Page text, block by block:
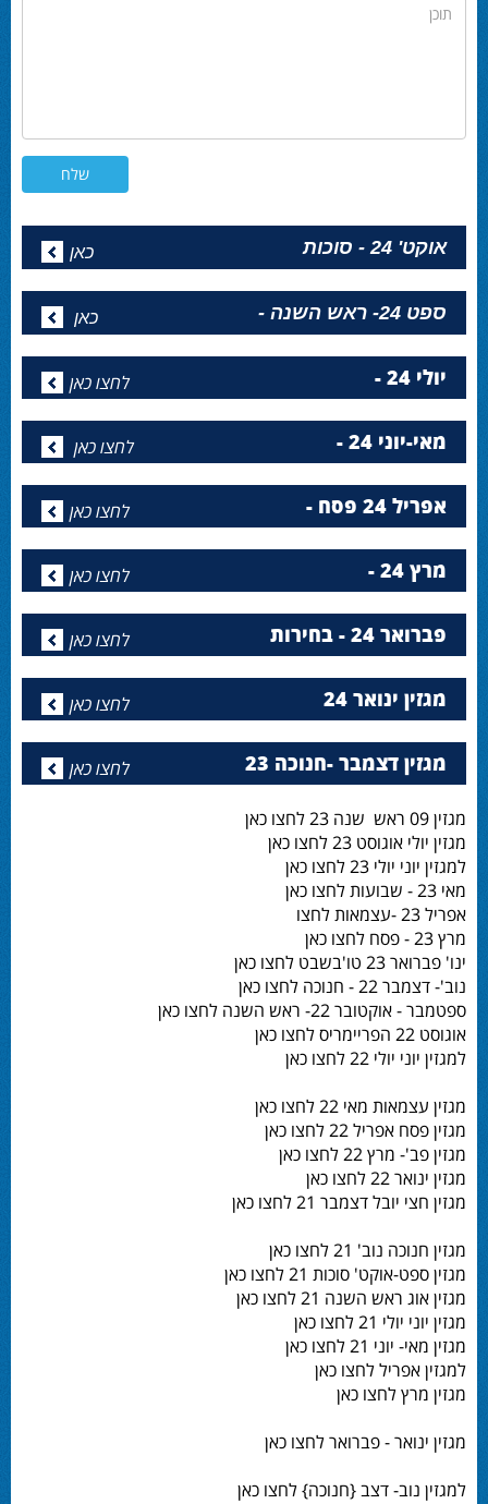
תוכן
אוקט' 24 - סוכות כאן
ספט 24- ראש השנה - כאן
יולי 24 - לחצו כאן
מאי-יוני 24 - לחצו כאן
אפריל 24 פסח - לחצו כאן
מרץ 24 - לחצו כאן
פברואר 24 - בחירות לחצו כאן
מגזין ינואר 24 לחצו כאן
מגזין דצמבר -חנוכה 23 לחצו כאן
מגזין 09 ראש שנה 23 לחצו כאן
מגזין יולי אוגוסט 23 לחצו כאן
למגזין יוני יולי 23 לחצו כאן
מאי 23 - שבועות לחצו כאן
אפריל 23 -עצמאות לחצו
מרץ 23 - פסח לחצו כאן
ינו' פברואר 23 טו'בשבט לחצו כאן
נוב'- דצמבר 22 - חנוכה לחצו כאן
ספטמבר - אוקטובר 22- ראש השנה לחצו כאן
אוגוסט 22 הפריימריס לחצו כאן
למגזין יוני יולי 22 לחצו כאן
מגזין עצמאות מאי 22 לחצו כאן
מגזין פסח אפריל 22 לחצו כאן
מגזין פב'- מרץ 22 לחצו כאן
מגזין ינואר 22 לחצו כאן
מגזין חצי יובל דצמבר 21 לחצו כאן
מגזין חנוכה נוב' 21 לחצו כאן
מגזין ספט-אוקט' סוכות 21 לחצו כאן
מגזין אוג ראש השנה 21 לחצו כאן
מגזין יוני יולי 21 לחצו כאן
מגזין מאי- יוני 21 לחצו כאן
למגזין אפריל לחצו כאן
מגזין מרץ לחצו כאן
מגזין ינואר - פברואר לחצו כאן
למגזין נוב- דצב {חנוכה} לחצו כאן